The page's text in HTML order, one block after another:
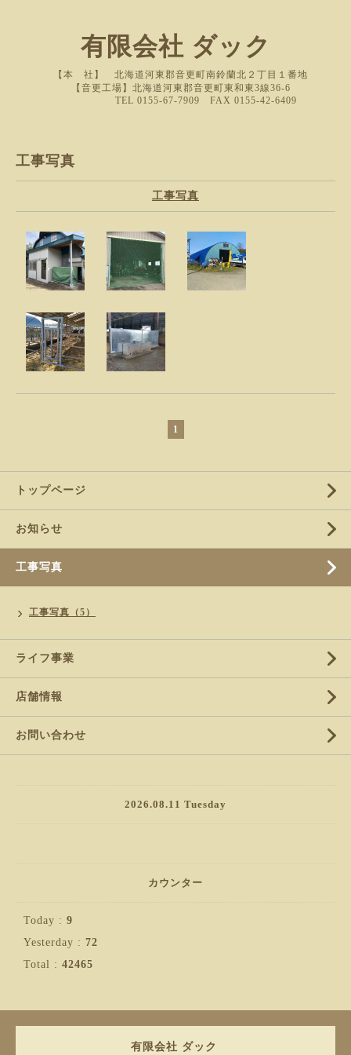
有限会社 ダック
【本 社】 北海道河東郡音更町南鈴蘭北２丁目１番地
【音更工場】北海道河東郡音更町東和東3線36-6
TEL 0155-67-7909 FAX 0155-42-6409
工事写真
工事写真
1
トップページ
お知らせ
工事写真
工事写真（5）
ライフ事業
店舗情報
お問い合わせ
2026.08.11 Tuesday
カウンター
Today : 9
Yesterday : 72
Total : 42465
有限会社 ダック